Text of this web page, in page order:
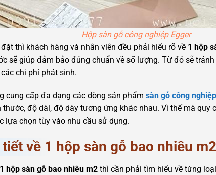
Hộp sàn gỗ công nghiệp Egger
thì khách hàng và nhân viên đều phải hiểu rõ về 1 hộp
sẽ giúp đảm bảo đúng chuẩn về số lượng. Từ đó sẽ
chi phí phát sinh.
cung cấp đa dạng các dòng sản phẩm sàn gỗ công nghiệp
độ dài, độ dày tương ứng khác nhau. Vì thế mà quy
lựa chọn tùy vào nhu cầu sử dụng.
về 1 hộp sàn gỗ bao nhiêu
1 hộp sàn gỗ bao nhiêu m2 thì cần phải tìm hiểu về từng